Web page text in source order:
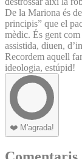
De la Mariona és
principis” que el
mèdic. És gent
assistida, diuen,
Recordem aquell
ideologia, estúpid!
❤️ M'agrada!